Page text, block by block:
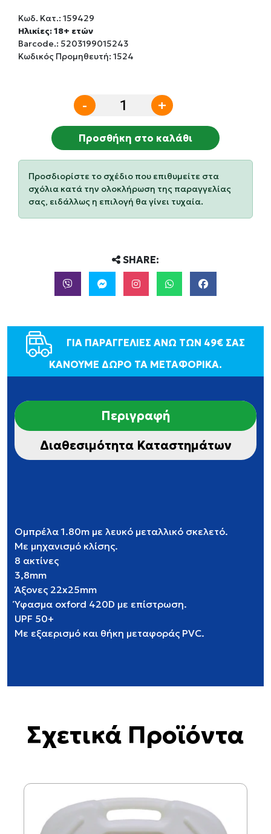
Κωδ. Κατ.: 159429
Ηλικίες: 18+ ετών
Barcode.: 5203199015243
Κωδικός Προμηθευτή: 1524
- +
Προσθήκη στο καλάθι
Προσδιορίστε το σχέδιο που επιθυμείτε στα
σχόλια κατά την ολοκλήρωση της παραγγελίας
σας, ειδάλλως η επιλογή θα γίνει τυχαία.
SHARE:
ΓΙΑ ΠΑΡΑΓΓΕΛΙΕΣ ΑΝΩ ΤΩΝ 49€ ΣΑΣ
ΚΑΝΟΥΜΕ ΔΩΡΟ ΤΑ ΜΕΤΑΦΟΡΙΚΑ.
Περιγραφή
Διαθεσιμότητα Καταστημάτων
Ομπρέλα 1.80m με λευκό μεταλλικό σκελετό.
Με μηχανισμό κλίσης.
8 ακτίνες
3,8mm
Άξονες 22x25mm
Ύφασμα oxford 420D με επίστρωση.
UPF 50+
Με εξαερισμό και θήκη μεταφοράς PVC.
Σχετικά Προϊόντα